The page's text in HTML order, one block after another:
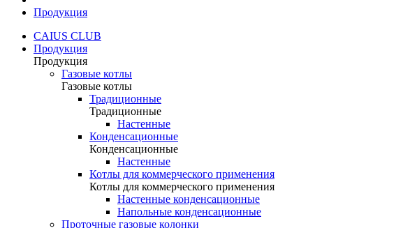
Продукция
CAIUS CLUB
Продукция
Продукция
Газовые котлы
Газовые котлы
Традиционные
Традиционные
Настенные
Конденсационные
Конденсационные
Настенные
Котлы для коммерческого применения
Котлы для коммерческого применения
Настенные конденсационные
Напольные конденсационные
Проточные газовые колонки